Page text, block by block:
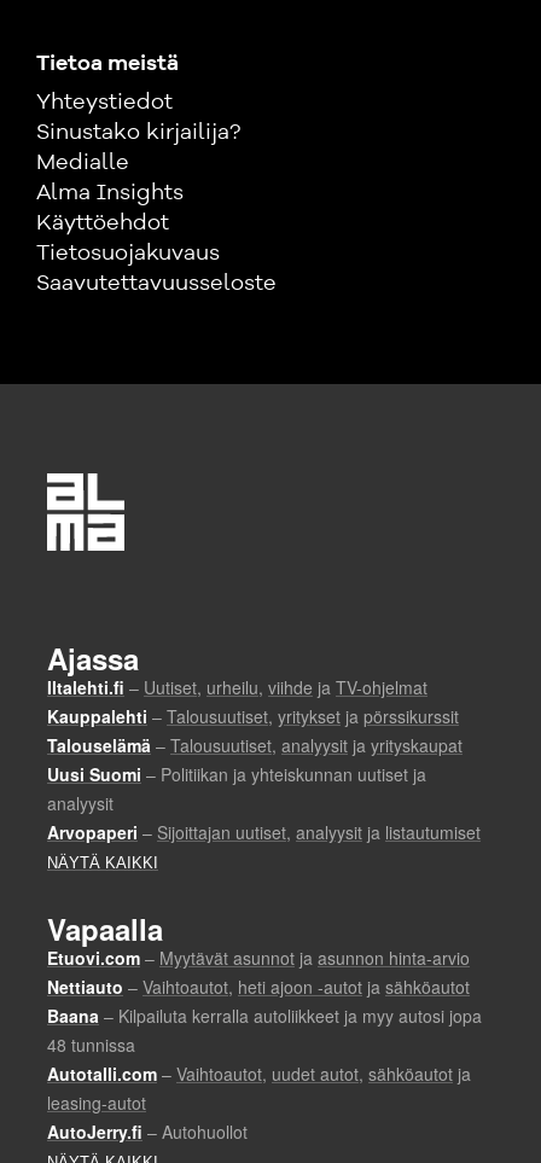
Tietoa meistä
Yhteystiedot
Sinustako kirjailija?
Medialle
Alma Insights
Käyttöehdot
Tietosuojakuvaus
Saavutettavuusseloste